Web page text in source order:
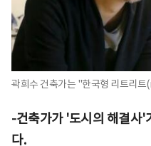
곽희수 건축가는 "한국형 리트리
-건축가가 '도시의 해결사'
다.